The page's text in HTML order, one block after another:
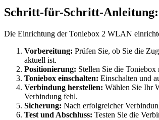
Schritt-für-Schritt-
Die Einrichtung der Toniebox 2 WLAN
Vorbereitung: Prüfen Sie, ob Sie die
aktuell ist.
Positionierung: Stellen Sie die
Toniebox einschalten: Einschalten und
Verbindung herstellen: Wählen Sie Ihr
Verbindung fehl.
Sicherung: Nach erfolgreicher
Test und Abschluss: Testen Sie die